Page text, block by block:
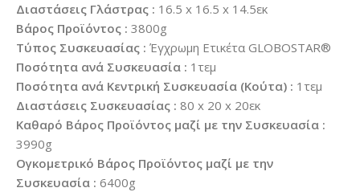
Διαστάσεις Γλάστρας : 16.5 x 16.5 x 14.5εκ
Βάρος Προϊόντος : 3800g
Τύπος Συσκευασίας : Έγχρωμη Ετικέτα GLOBOSTAR®
Ποσότητα ανά Συσκευασία : 1τεμ
Ποσότητα ανά Κεντρική Συσκευασία (Κούτα) : 1τεμ
Διαστάσεις Συσκευασίας : 80 x 20 x 20εκ
Καθαρό Βάρος Προϊόντος μαζί με την Συσκευασία :
3990g
Ογκομετρικό Βάρος Προϊόντος μαζί με την
Συσκευασία : 6400g